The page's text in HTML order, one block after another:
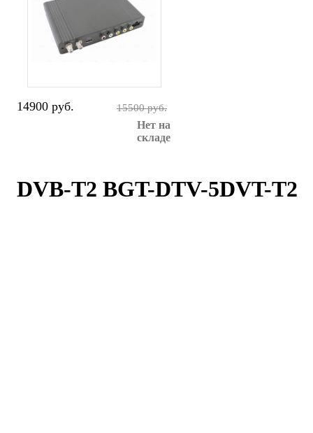
14900 руб. 15500 руб.
Нет на
складе
DVB-T2 BGT-DTV-5DVT-T2